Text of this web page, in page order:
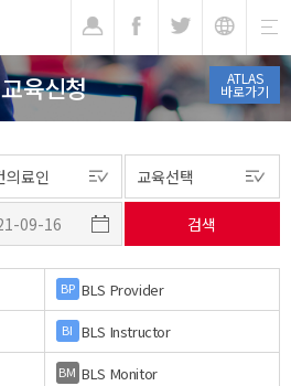
ATLAS
바로가기
교육신청
BP BLS Provider
BI BLS Instructor
BM BLS Monitor